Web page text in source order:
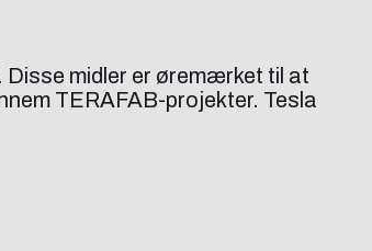
midler er øremærket til at
TERAFAB-projekter. Tesla